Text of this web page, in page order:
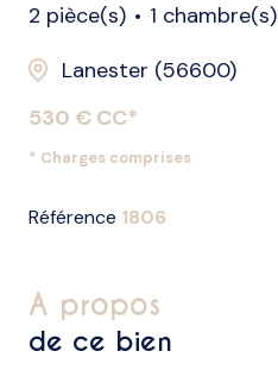
2 pièce(s)
1 chambre(s)
Lanester (56600)
530 € CC*
* Charges comprises
Référence 1806
a propos
de ce bien